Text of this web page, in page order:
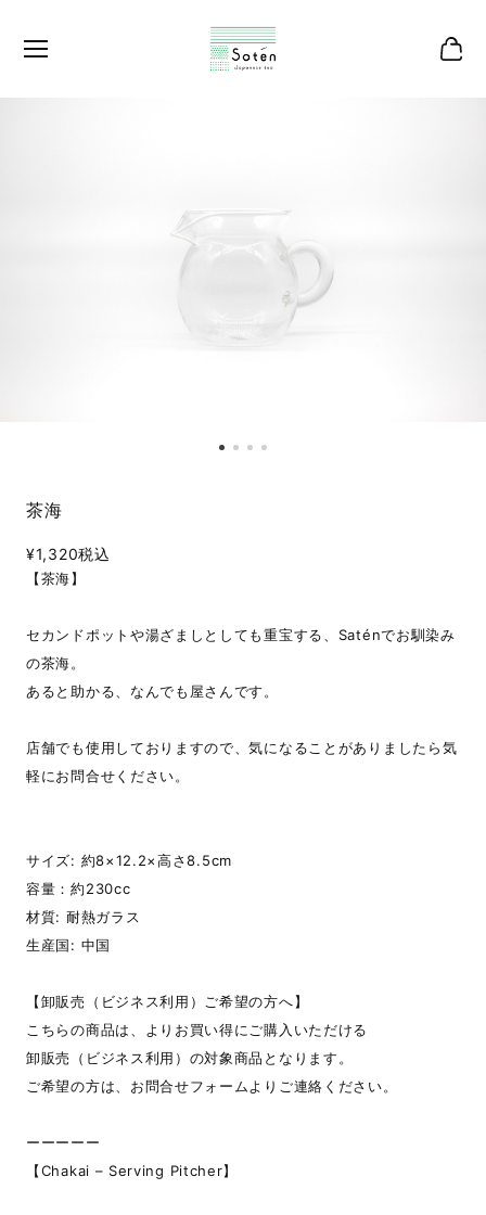
茶海
¥1,320税込
【茶海】
セカンドポットや湯ざましとしても重宝する、Saténでお馴染み
の茶海。
あると助かる、なんでも屋さんです。
店舗でも使用しておりますので、気になることがありましたら気
軽にお問合せください。
サイズ: 約8×12.2×高さ8.5cm
容量：約230cc
材質: 耐熱ガラス
生産国: 中国
【卸販売（ビジネス利用）ご希望の方へ】
こちらの商品は、よりお買い得にご購入いただける
卸販売（ビジネス利用）の対象商品となります。
ご希望の方は、お問合せフォームよりご連絡ください。
ーーーーー
【Chakai – Serving Pitcher】